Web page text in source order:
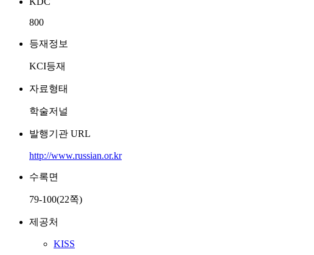
800
등재정보
KCI등재
자료형태
학술저널
발행기관 URL
http://www.russian.or.kr
수록면
79-100(22쪽)
제공처
KISS